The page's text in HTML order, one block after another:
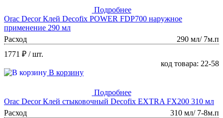
Подробнее
Orac Decor Клей Decofix POWER FDP700 наружное
применение 290 мл
Расход
290 мл/ 7м.п
1771 ₽ / шт.
код товара: 22-58
В корзину
Подробнее
Orac Decor Клей стыковочный Decofix EXTRA FX200 310 мл
Расход
310 мл/ 7-8м.п